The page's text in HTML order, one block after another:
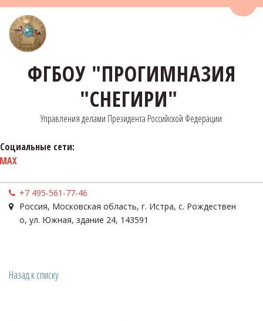
ФГБОУ "ПРОГИМНАЗИЯ
"СНЕГИРИ"
Управления делами Президента Российской Федерации
Социальные сети:
MAX
+7 495-561-77-46
Россия, Московская область, г. Истра, с. Рождествен
о, ул. Южная, здание 24, 143591
Назад к списку